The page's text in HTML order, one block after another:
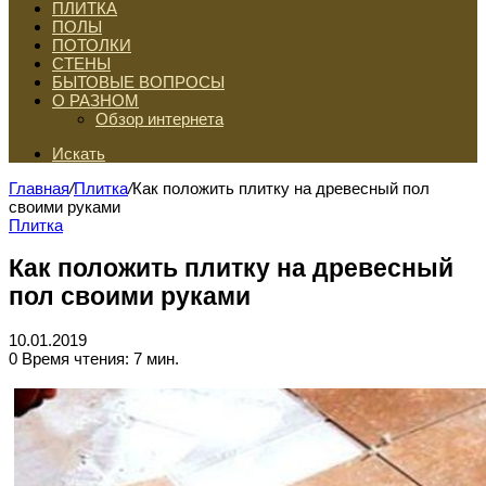
ПЛИТКА
ПОЛЫ
ПОТОЛКИ
СТЕНЫ
БЫТОВЫЕ ВОПРОСЫ
О РАЗНОМ
Обзор интернета
Искать
Главная/Плитка/Как положить плитку на древесный пол
своими руками
Плитка
Как положить плитку на древесный
пол своими руками
10.01.2019
0 Время чтения: 7 мин.